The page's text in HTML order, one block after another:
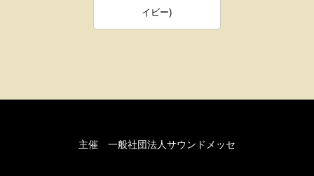
イビー)
主催 一般社団法人サウンドメッセ